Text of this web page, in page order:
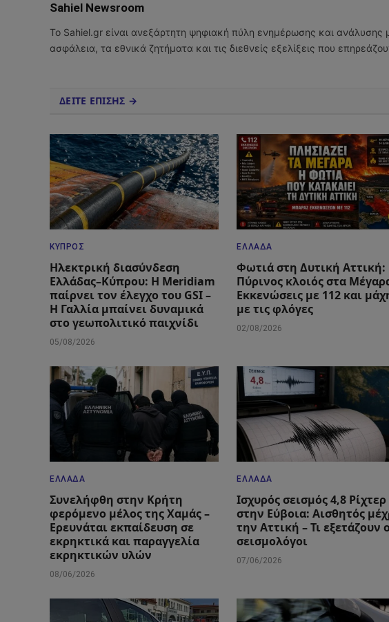
Sahiel Newsroom
Το Sahiel.gr είναι ανεξάρτητη ψηφιακή πύλη ενημέρωσης και ανάλυσης
ασφάλεια, τα εθνικά ζητήματα και τις διεθνείς εξελίξεις που
ΔΕΙΤΕ ΕΠΙΣΗΣ →
ΚΎΠΡΟΣ
Ηλεκτρική διασύνδεση
Ελλάδας–Κύπρου: Η Meridiam
παίρνει τον έλεγχο του GSI –
Η Γαλλία μπαίνει δυναμικά
στο γεωπολιτικό παιχνίδι
05/08/2026
ΕΛΛΆΔΑ
Φωτιά στη Δυτική Αττική:
Πύρινος κλοιός στα
Εκκενώσεις με 112 και
με τις φλόγες
02/08/2026
ΕΛΛΆΔΑ
Συνελήφθη στην Κρήτη
φερόμενο μέλος της Χαμάς –
Ερευνάται εκπαίδευση σε
εκρηκτικά και παραγγελία
εκρηκτικών υλών
08/06/2026
ΕΛΛΆΔΑ
Ισχυρός σεισμός 4,8 Ρίχτερ
στην Εύβοια: Αισθητός
την Αττική – Τι εξετάζουν
σεισμολόγοι
07/06/2026